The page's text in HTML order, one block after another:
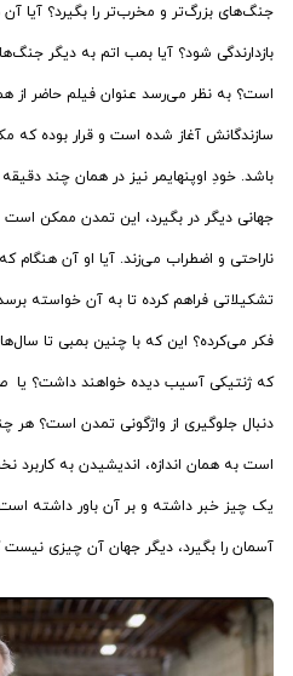
جنگ‌های بزرگ‌تر و مخرب‌تر را بگیرد؟ آیا
بازدارندگی شود؟ آیا بمب اتم به دیگر
است؟ به نظر می‌رسد عنوان فیلم حاضر از
سازندگانش آغاز شده است و قرار بوده که
باشد. خودِ اوپنهایمر نیز در همان چند
جهانی دیگر در بگیرد، این تمدن ممکن است
ناراحتی و اضطراب می‌زند. آیا او آن
تشکیلاتی فراهم کرده تا به آن خواسته
فکر می‌کرده؟ این که با چنین بمبی تا
که ژنتیکی آسیب دیده خواهند داشت؟ یا
دنبال جلوگیری از واژگونی تمدن است؟ هر
است به همان اندازه، اندیشیدن به کاربرد
یک چیز خبر داشته و بر آن باور داشته
آسمان را بگیرد، دیگر جهان آن چیزی